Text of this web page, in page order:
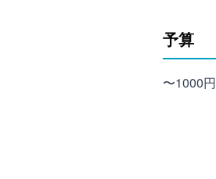
予算
〜1000円